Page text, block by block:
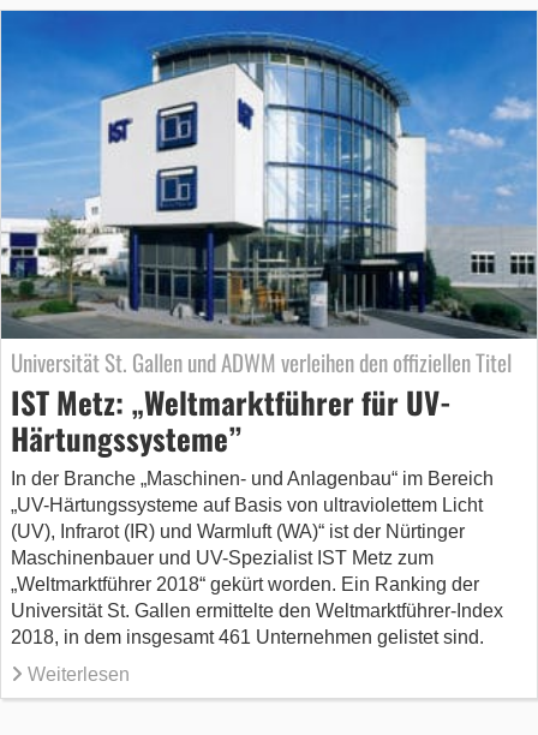
Universität St. Gallen und ADWM verleihen den offiziellen Titel
IST Metz: „Weltmarktführer für UV-
Härtungssysteme”
In der Branche „Maschinen- und Anlagenbau“ im Bereich
„UV-Härtungssysteme auf Basis von ultraviolettem Licht
(UV), Infrarot (IR) und Warmluft (WA)“ ist der Nürtinger
Maschinenbauer und UV-Spezialist IST Metz zum
„Weltmarktführer 2018“ gekürt worden. Ein Ranking der
Universität St. Gallen ermittelte den Weltmarktführer-Index
2018, in dem insgesamt 461 Unternehmen gelistet sind.
Weiterlesen